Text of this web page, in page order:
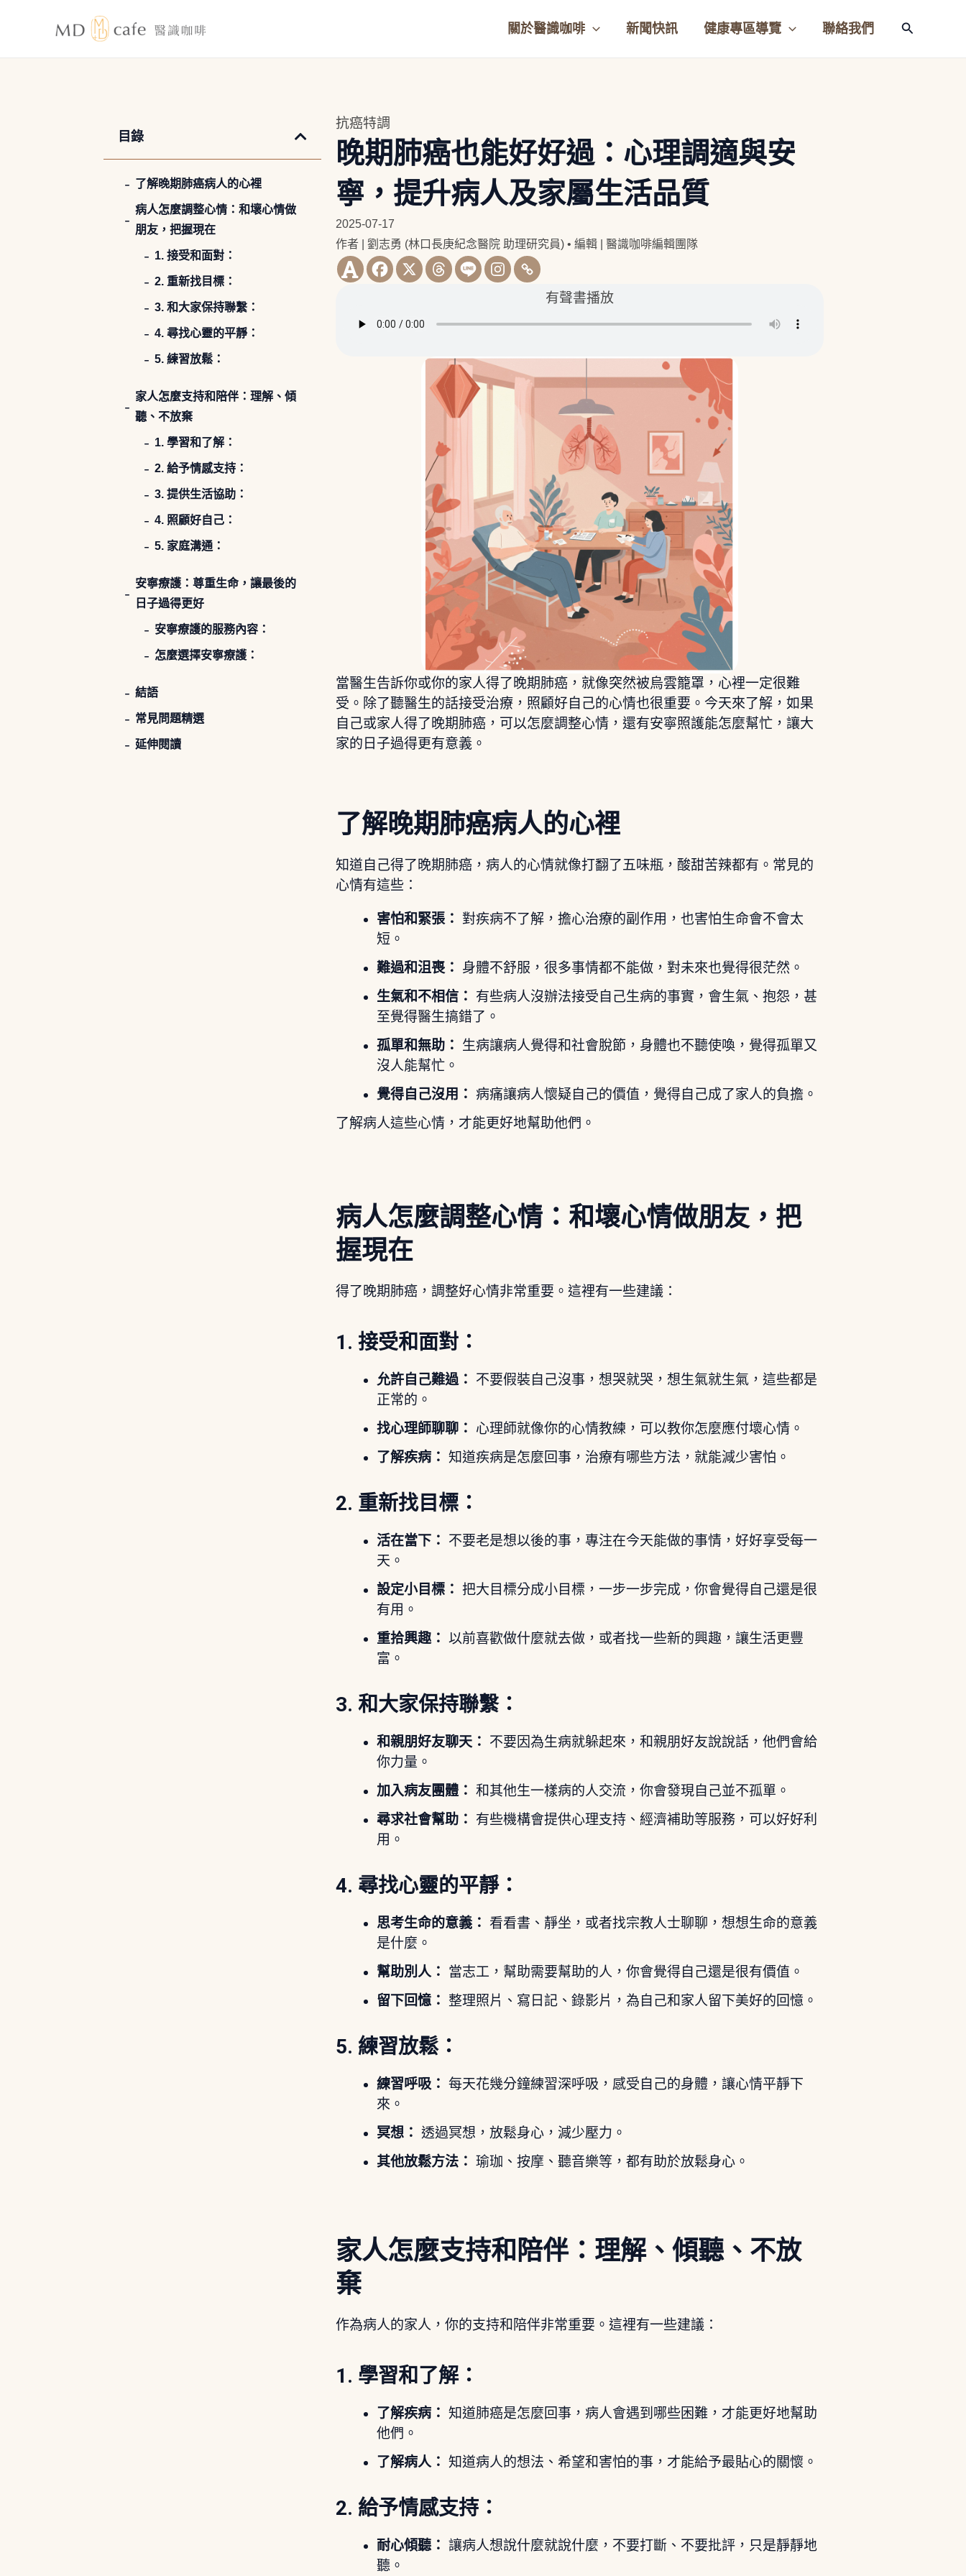
關於醫識咖啡 新聞快訊 健康專區導覽 聯絡我們
搜
目錄
了解晚期肺癌病人的心裡
病人怎麼調整心情：和壞心情做
朋友，把握現在
1. 接受和面對：
2. 重新找目標：
3. 和大家保持聯繫：
4. 尋找心靈的平靜：
5. 練習放鬆：
家人怎麼支持和陪伴：理解、傾
聽、不放棄
1. 學習和了解：
2. 給予情感支持：
3. 提供生活協助：
4. 照顧好自己：
5. 家庭溝通：
安寧療護：尊重生命，讓最後的
日子過得更好
安寧療護的服務內容：
怎麼選擇安寧療護：
結語
常見問題精選
延伸閱讀
抗癌特調
晚期肺癌也能好好過：心理調適與安
寧，提升病人及家屬生活品質
2025-07-17
作者 | 劉志勇 (林口長庚紀念醫院 助理研究員)• 編輯 | 醫識咖啡編輯團隊
有聲書播放
當醫生告訴你或你的家人得了晚期肺癌，就像突然被烏雲籠罩，心裡一定很難
受。除了聽醫生的話接受治療，照顧好自己的心情也很重要。今天來了解，如果
自己或家人得了晚期肺癌，可以怎麼調整心情，還有安寧照護能怎麼幫忙，讓大
家的日子過得更有意義。
了解晚期肺癌病人的心裡
知道自己得了晚期肺癌，病人的心情就像打翻了五味瓶，酸甜苦辣都有。常見的
心情有這些：
害怕和緊張： 對疾病不了解，擔心治療的副作用，也害怕生命會不會太
短。
難過和沮喪：
身體不舒服，很多事情都不能做，對未來也覺得很茫然。
生氣和不相信：
有些病人沒辦法接受自己生病的事實，會生氣、抱怨，甚
至覺得醫生搞錯了。
孤單和無助：
生病讓病人覺得和社會脫節，身體也不聽使喚，覺得孤單又
沒人能幫忙。
覺得自己沒用： 病痛讓病人懷疑自己的價值，覺得自己成了家人的負擔。
了解病人這些心情，才能更好地幫助他們。
病人怎麼調整心情：和壞心情做朋友，把
握現在
得了晚期肺癌，調整好心情非常重要。這裡有一些建議：
1. 接受和面對：
允許自己難過：
不要假裝自己沒事，想哭就哭，想生氣就生氣，這些都是
正常的。
找心理師聊聊：
心理師就像你的心情教練，可以教你怎麼應付壞心情。
了解疾病： 知道疾病是怎麼回事，治療有哪些方法，就能減少害怕。
2. 重新找目標：
活在當下：
不要老是想以後的事，專注在今天能做的事情，好好享受每一
天。
設定小目標： 把大目標分成小目標，一步一步完成，你會覺得自己還是很
有用。
重拾興趣： 以前喜歡做什麼就去做，或者找一些新的興趣，讓生活更豐
富。
3. 和大家保持聯繫：
和親朋好友聊天：
不要因為生病就躲起來，和親朋好友說說話，他們會給
你力量。
加入病友團體： 和其他生一樣病的人交流，你會發現自己並不孤單。
尋求社會幫助：
有些機構會提供心理支持、經濟補助等服務，可以好好利
用。
4. 尋找心靈的平靜：
思考生命的意義： 看看書、靜坐，或者找宗教人士聊聊，想想生命的意義
是什麼。
幫助別人：
當志工，幫助需要幫助的人，你會覺得自己還是很有價值。
留下回憶：
整理照片、寫日記、錄影片，為自己和家人留下美好的回憶。
5. 練習放鬆：
練習呼吸： 每天花幾分鐘練習深呼吸，感受自己的身體，讓心情平靜下
來。
冥想： 透過冥想，放鬆身心，減少壓力。
其他放鬆方法： 瑜珈、按摩、聽音樂等，都有助於放鬆身心。
家人怎麼支持和陪伴：理解、傾聽、不放
棄
作為病人的家人，你的支持和陪伴非常重要。這裡有一些建議：
1. 學習和了解：
了解疾病： 知道肺癌是怎麼回事，病人會遇到哪些困難，才能更好地幫助
他們。
了解病人： 知道病人的想法、希望和害怕的事，才能給予最貼心的關懷。
2. 給予情感支持：
耐心傾聽： 讓病人想說什麼就說什麼，不要打斷、不要批評，只是靜靜地
聽。